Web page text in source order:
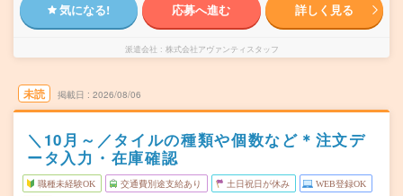
気になる! 応募へ進む 詳しく見る
派遣会社 株式会社アヴァンティスタッフ
未読 掲載日 2026/08/06
＼10月～／タイルの種類や個数など＊注文デ
ータ入力・在庫確認
職種未経験OK 交通費別途支給あり 土日祝日が休み WEB登録OK